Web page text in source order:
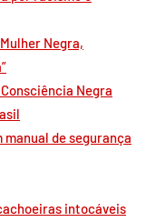
Negra,
Negra
de segurança
intocáveis